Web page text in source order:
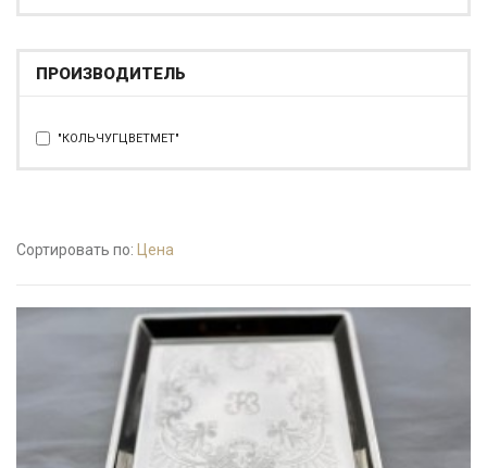
ПРОИЗВОДИТЕЛЬ
"КОЛЬЧУГЦВЕТМЕТ"
Сортировать по: Цена